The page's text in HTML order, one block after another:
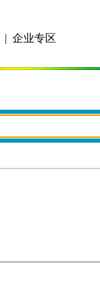
| 企业专区